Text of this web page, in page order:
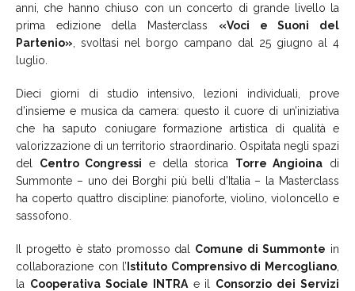
anni, che hanno chiuso con un concerto di grande livello la
prima edizione della Masterclass «Voci e Suoni del
Partenio» , svoltasi nel borgo campano dal 25 giugno al 4
luglio.
Dieci giorni di studio intensivo, lezioni individuali, prove
d’insieme e musica da camera: questo il cuore di un’iniziativa
che ha saputo coniugare formazione artistica di qualità e
valorizzazione di un territorio straordinario. Ospitata negli spazi
del Centro Congressi e della storica Torre Angioina di
Summonte – uno dei Borghi più belli d’Italia – la Masterclass
ha coperto quattro discipline: pianoforte, violino, violoncello e
sassofono.
Il progetto è stato promosso dal Comune di Summonte in
collaborazione con l’ Istituto Comprensivo di Mercogliano
la Cooperativa Sociale INTRAe il Consorzio dei Servizi